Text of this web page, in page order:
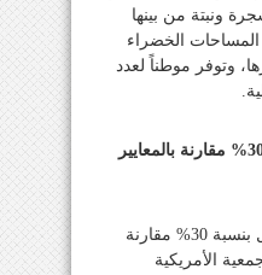
عن 16 ألف شجرة ونبتة من بينها
المساحات الخضراء
وتوفر موطناً لعدد
استهلاك أقل للطاقة بنسبة 30% مقارنة بالمعايير
تستهلك الاستادات طاقة أقل بنسبة 30% مقارنة
الأمريكية